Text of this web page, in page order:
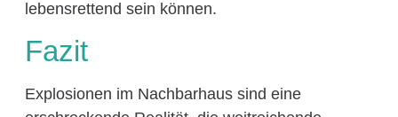
lebensrettend sein können.
Fazit
Explosionen im Nachbarhaus sind eine